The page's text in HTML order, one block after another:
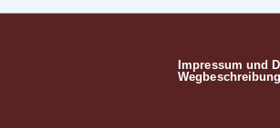
Footer-
Impressum und
Wegbeschreibung